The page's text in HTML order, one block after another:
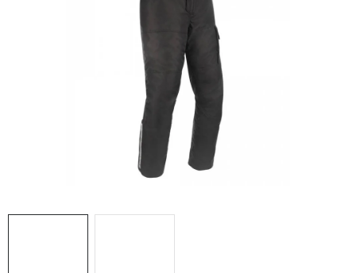
Moje objednávka Kontakt
Reklamace a vrácení zboží